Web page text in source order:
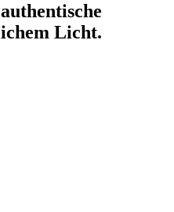
Licht.